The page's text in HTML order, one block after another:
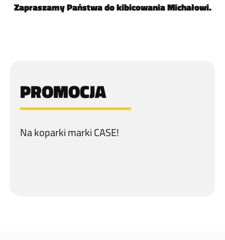
Zapraszamy Państwa do kibicowania Michałowi.
PROMOCJA
Na koparki marki CASE!